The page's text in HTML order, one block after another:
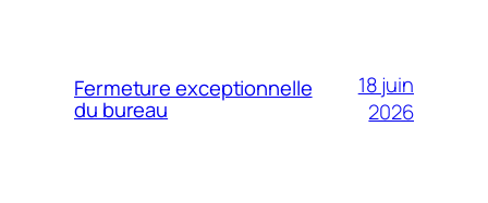
Fermeture exceptionnelle
du bureau
18 juin
2026